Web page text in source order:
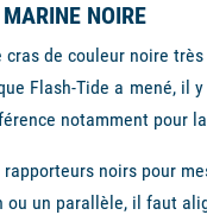
NOIRE
de couleur noire
Flash-Tide a mené, il
notamment
noirs pour
un parallèle, il faut